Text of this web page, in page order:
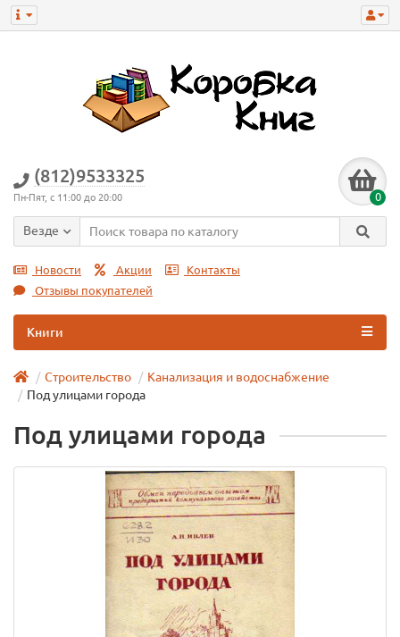
(812)9533325
Пн-Пят, с 11:00 до 20:00 0
Везде
Новости Акции
Контакты
Отзывы покупателей
Книги
Строительство
Канализация и водоснабжение
Под улицами города
Под улицами города